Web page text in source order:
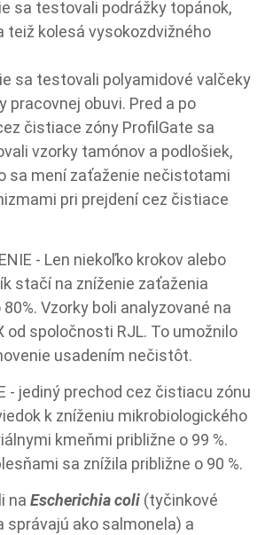
sa testovali podrážky topánok,
teiž kolesá vysokozdvižného
sa testovali polyamidové valčeky
pracovnej obuvi. Pred a po
čistiace zóny ProfilGate sa
vzorky tamónov a podlošiek,
sa mení zaťaženie nečistotami
pri prejdení cez čistiace
- Len niekoľko krokov alebo
stačí na zníženie zaťaženia
Vzorky boli analyzované na
od spoločnosti RJL. To umožnilo
usadením nečistôt.
- jediný prechod cez čistiacu zónu
k zníženiu mikrobiologického
kmeňmi približne o 99 %.
sa znížila približne o 90 %.
na Escherichia coli (tyčinkové
správajú ako salmonela) a